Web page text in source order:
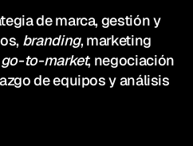
de marca, gestión y
branding, marketing
go-to-market, negociación
de equipos y análisis